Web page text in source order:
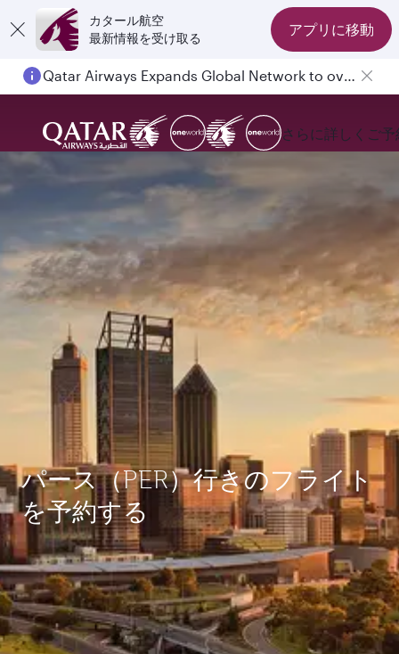
カタール航空
最新情報を受け取る
アプリに移動
Qatar Airways Expands Global Network to over 160 Destinations
さらに詳しく ご予
パース（PER）行きのフライト
を予約する